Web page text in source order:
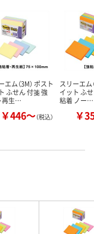
エム（3M） ポスト
ふせん 付箋 強
再生…
￥446～（税込）
スリーエム
イット ふ
粘着 ノー…
￥